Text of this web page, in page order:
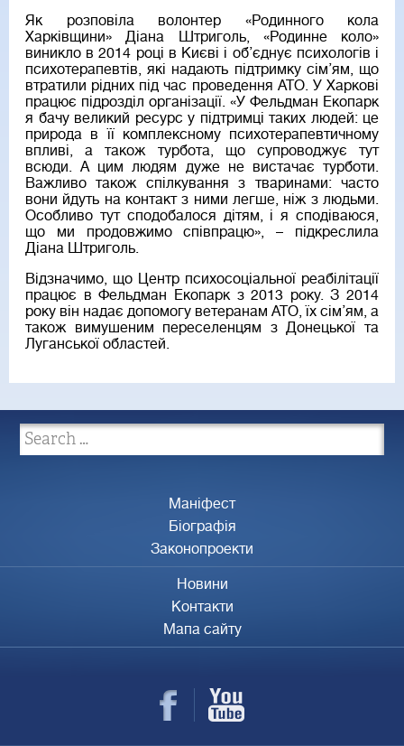
Як розповіла волонтер «Родинного кола
Харківщини» Діана Штриголь, «Родинне коло»
виникло в 2014 році в Києві і об’єднує психологів і
психотерапевтів, які надають підтримку сім’ям, що
втратили рідних під час проведення АТО. У Харкові
працює підрозділ організації. «У Фельдман Екопарк
я бачу великий ресурс у підтримці таких людей: це
природа в її комплексному психотерапевтичному
впливі, а також турбота, що супроводжує тут
всюди. А цим людям дуже не вистачає турботи.
Важливо також спілкування з тваринами: часто
вони йдуть на контакт з ними легше, ніж з людьми.
Особливо тут сподобалося дітям, і я сподіваюся,
що ми продовжимо співпрацю», – підкреслила
Діана Штриголь.
Відзначимо, що Центр психосоціальної реабілітації
працює в Фельдман Екопарк з 2013 року. З 2014
року він надає допомогу ветеранам АТО, їх сім’ям, а
також вимушеним переселенцям з Донецької та
Луганської областей.
Маніфест
Біографія
Законопроекти
Новини
Контакти
Мапа сайту